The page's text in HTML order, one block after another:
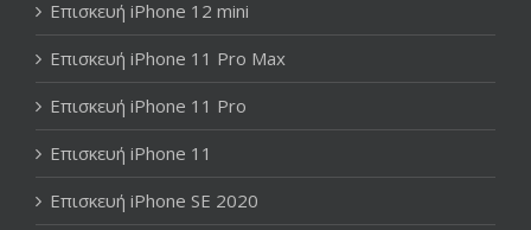
Επισκευή iPhone 12 mini
Επισκευή iPhone 11 Pro Max
Επισκευή iPhone 11 Pro
Επισκευή iPhone 11
Επισκευή iPhone SE 2020